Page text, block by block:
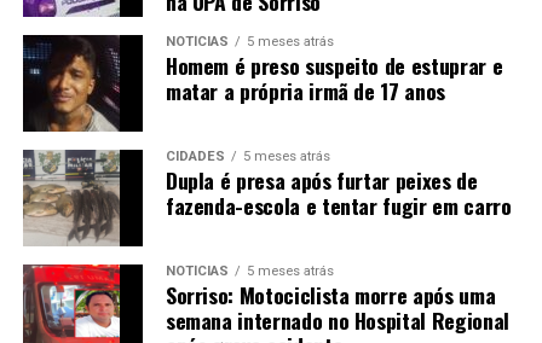
NOTÍCIAS 5 meses atrás
Homem é preso suspeito de estuprar e
matar a própria irmã de 17 anos
CIDADES 5 meses atrás
Dupla é presa após furtar peixes de
fazenda-escola e tentar fugir em carro
NOTÍCIAS 5 meses atrás
Sorriso: Motociclista morre após uma
semana internado no Hospital Regional